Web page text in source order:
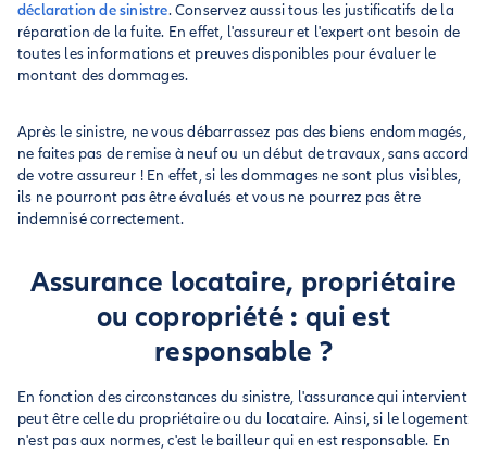
déclaration de sinistre. Conservez aussi tous les justificatifs de la
réparation de la fuite. En effet, l'assureur et l'expert ont besoin de
toutes les informations et preuves disponibles pour évaluer le
montant des dommages.
Après le sinistre, ne vous débarrassez pas des biens endommagés,
ne faites pas de remise à neuf ou un début de travaux, sans accord
de votre assureur ! En effet, si les dommages ne sont plus visibles,
ils ne pourront pas être évalués et vous ne pourrez pas être
indemnisé correctement.
Assurance locataire, propriétaire
ou copropriété : qui est
responsable ?
En fonction des circonstances du sinistre, l'assurance qui intervient
peut être celle du propriétaire ou du locataire. Ainsi, si le logement
n'est pas aux normes, c'est le bailleur qui en est responsable. En